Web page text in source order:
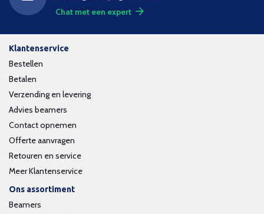
Chat met een expert
Klantenservice
Bestellen
Betalen
Verzending en levering
Advies beamers
Contact opnemen
Offerte aanvragen
Retouren en service
Meer Klantenservice
Ons assortiment
Beamers